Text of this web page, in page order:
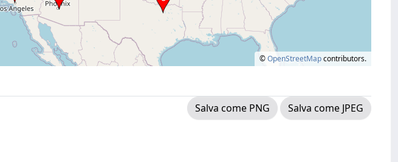
©OpenStreetMapcontributors.
Salva come PNG
Salva come JPEG